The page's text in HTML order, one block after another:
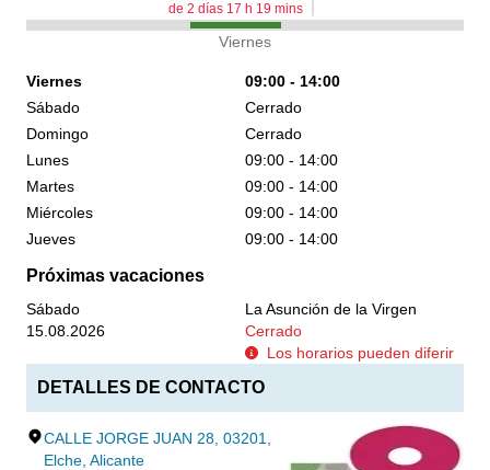
de 2 días 17 h 19 mins
Viernes
Viernes
09:00 - 14:00
Sábado
Cerrado
Domingo
Cerrado
Lunes
09:00 - 14:00
Martes
09:00 - 14:00
Miércoles
09:00 - 14:00
Jueves
09:00 - 14:00
Próximas vacaciones
Sábado
La Asunción de la Virgen
15.08.2026
Cerrado
Los horarios pueden diferir
DETALLES DE CONTACTO
CALLE JORGE JUAN 28, 03201,
Elche, Alicante